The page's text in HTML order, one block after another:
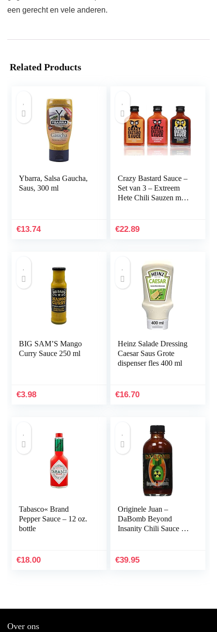
een gerecht en vele anderen.
Related Products
Ybarra, Salsa Gaucha,
Saus, 300 ml
€13.74
Crazy Bastard Sauce –
Set van 3 – Extreem
Hete Chili Sauzen met
Trinidad…
€22.89
BIG SAM’S Mango
Curry Sauce 250 ml
€3.98
Heinz Salade Dressing
Caesar Saus Grote
dispenser fles 400 ml
€16.70
Tabasco« Brand
Pepper Sauce – 12 oz.
bottle
€18.00
Originele Juan –
DaBomb Beyond
Insanity Chili Sauce –
€39.95
Over ons